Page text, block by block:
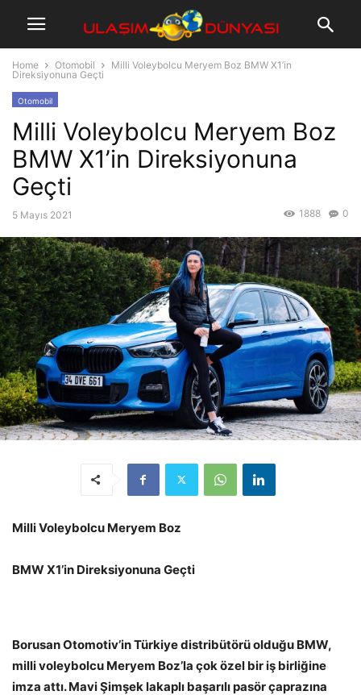
Home Otomobil
Milli Voleybolcu Meryem Boz BMW X1’in
Direksiyonuna Geçti
Otomobil
Milli Voleybolcu Meryem Boz
BMW X1’in Direksiyonuna
Geçti
5 Mayıs 2021 0
1888
Milli Voleybolcu Meryem Boz
BMW X1’in Direksiyonuna Geçti
Borusan Otomotiv’in Türkiye distribütörü olduğu BMW,
milli voleybolcu Meryem Boz’la çok özel bir iş birliğine
imza attı. Mavi Şimşek lakaplı başarılı pasör çaprazına